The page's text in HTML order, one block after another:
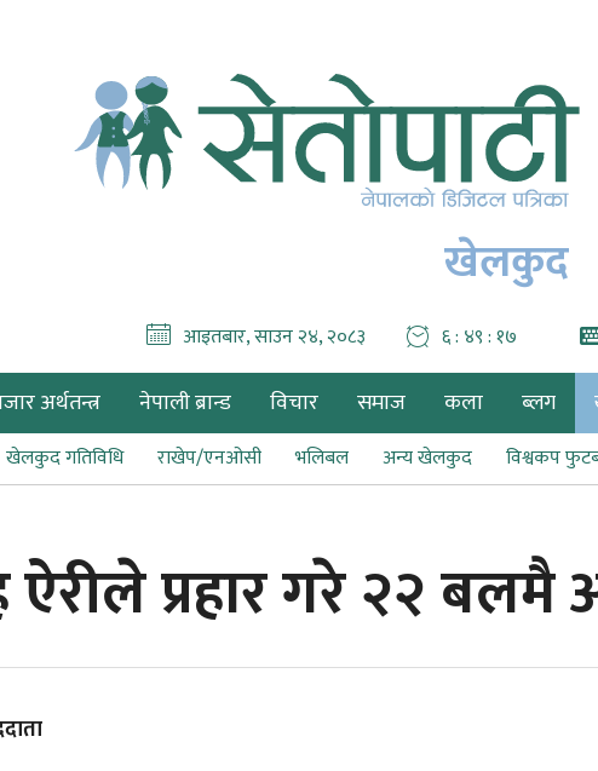
खेलकुद
आइतबार, साउन २४, २०८३ ६ : ४९ : १८
अर्थतन्त्र नेपाली ब्रान्ड विचार समाज कला ब्लग
खेलकुद गतिविधि राखेप/एनओसी भलिबल अन्य खेलकुद विश्वकप
ऐरीले प्रहार गरे २२